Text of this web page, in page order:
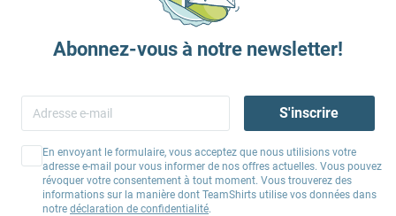
Abonnez-vous à notre newsletter!
S'inscrire
En envoyant le formulaire, vous acceptez que nous utilisions votre
adresse e-mail pour vous informer de nos offres actuelles. Vous pouvez
révoquer votre consentement à tout moment. Vous trouverez des
informations sur la manière dont TeamShirts utilise vos données dans
notre déclaration de confidentialité.